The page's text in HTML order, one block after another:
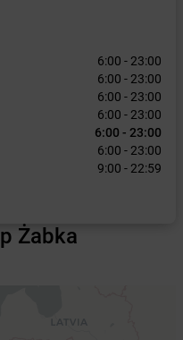
6:00 - 23:00
6:00 - 23:00
6:00 - 23:00
6:00 - 23:00
6:00 - 23:00
6:00 - 23:00
9:00 - 22:59
Żabka